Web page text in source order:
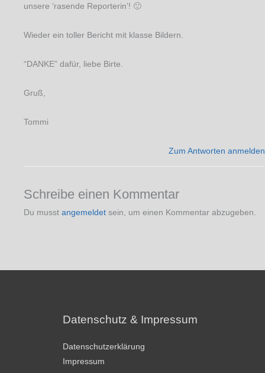
unsere ‘rasende Reporterin’! 🙂
Wieder ein toller Bericht mit klasse Bildern.
“DANKE” dafür, liebe Birte.
Gruß,
Tommi
Zum Antworten anmelden
Schreibe einen Kommentar
Du musst angemeldet sein, um einen Kommentar abzugeben.
Datenschutz & Impressum
Datenschutzerklärung
Impressum